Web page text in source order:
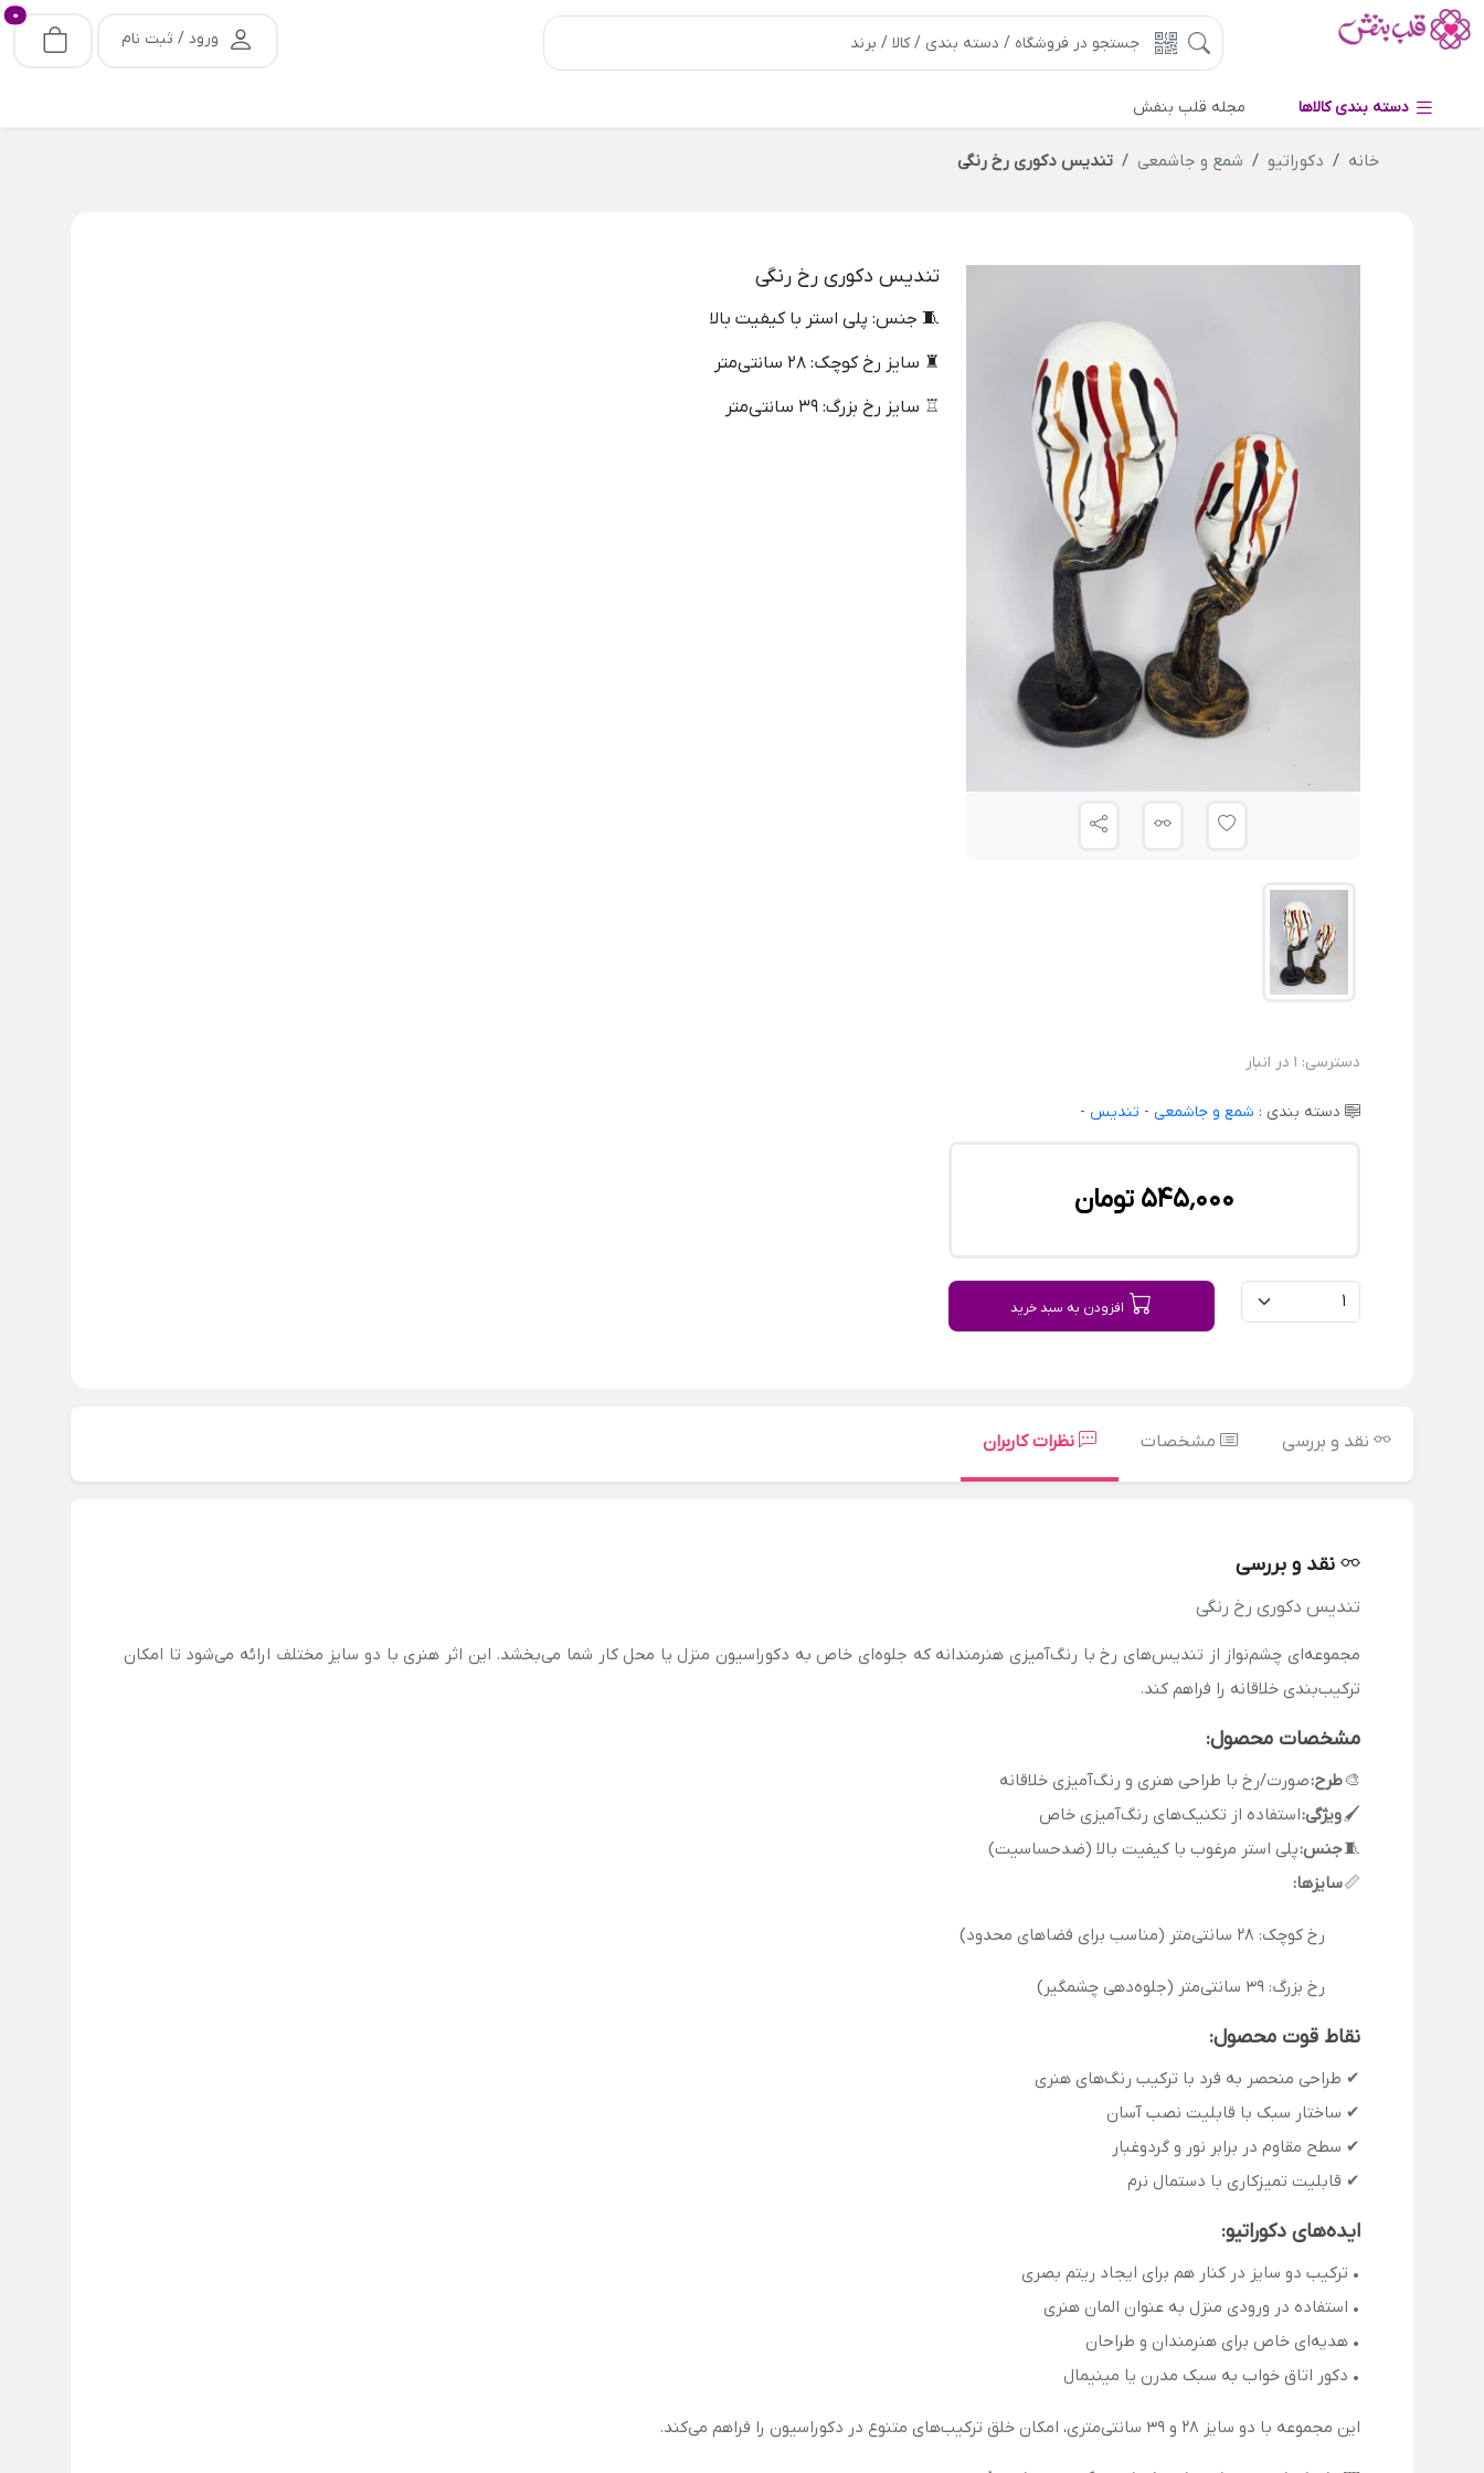
ورود / ثبت نام
0
دسته بندی کالاها مجله قلب بنفش
خانه دکوراتیو شمع و جاشمعی تندیس دکوری رخ رنگی
تندیس دکوری رخ رنگی
🧵 جنس: پلی استر با کیفیت بالا
♜ سایز رخ کوچک: 28 سانتی‌متر
♖ سایز رخ بزرگ: 39 سانتی‌متر
دسترسی: 1 در انبار
دسته بندی : شمع و جاشمعی - تندیس -
545٬000 تومان
افزودن به سبد خرید
نقد و بررسی مشخصات نظرات کاربران
نقد و بررسی
تندیس دکوری رخ رنگی
مجموعه‌ای چشم‌نواز از تندیس‌های رخ با رنگ‌آمیزی هنرمندانه که جلوه‌ای خاص به دکوراسیون منزل یا محل کار شما می‌بخشد. این اثر هنری با دو سایز مختلف ارائه می‌شود تا امکان
ترکیب‌بندی خلاقانه را فراهم کند.
مشخصات محصول:
🎨طرح:صورت/رخ با طراحی هنری و رنگ‌آمیزی خلاقانه
🖌️ویژگی:استفاده از تکنیک‌های رنگ‌آمیزی خاص
🧵جنس:پلی استر مرغوب با کیفیت بالا (ضدحساسیت)
📏سایزها:
رخ کوچک: 28 سانتی‌متر (مناسب برای فضاهای محدود)
رخ بزرگ: 39 سانتی‌متر (جلوه‌دهی چشمگیر)
نقاط قوت محصول:
✔ طراحی منحصر به فرد با ترکیب رنگ‌های هنری
✔ ساختار سبک با قابلیت نصب آسان
✔ سطح مقاوم در برابر نور و گردوغبار
✔ قابلیت تمیزکاری با دستمال نرم
ایده‌های دکوراتیو:
• ترکیب دو سایز در کنار هم برای ایجاد ریتم بصری
• استفاده در ورودی منزل به عنوان المان هنری
• هدیه‌ای خاص برای هنرمندان و طراحان
• دکور اتاق خواب به سبک مدرن یا مینیمال
این مجموعه با دو سایز 28 و 39 سانتی‌متری، امکان خلق ترکیب‌های متنوع در دکوراسیون را فراهم می‌کند.